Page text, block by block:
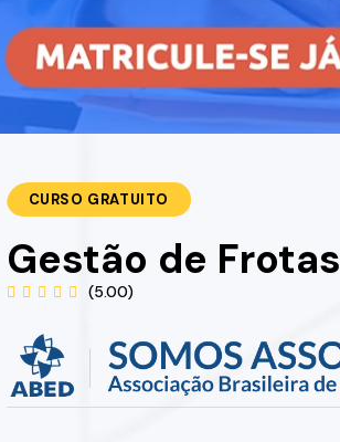
CURSO GRATUITO
Gestão de Frotas
(5.00)